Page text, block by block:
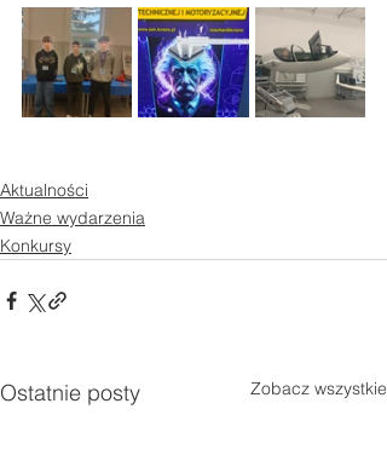
Aktualności
Ważne wydarzenia
Konkursy
Ostatnie posty Zobacz wszystkie